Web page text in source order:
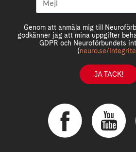
Genom att anmäla mig till
godkänner jag att mina uppgifter
GDPR och Neuroförbundets
(neuro.se/
JA TACK!